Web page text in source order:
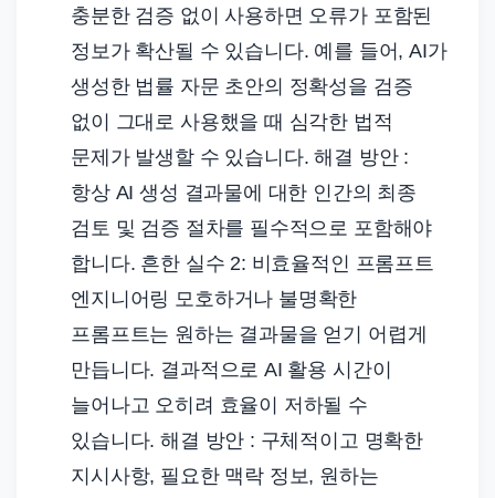
충분한 검증 없이 사용하면 오류가 포함된
정보가 확산될 수 있습니다. 예를 들어, AI가
생성한 법률 자문 초안의 정확성을 검증
없이 그대로 사용했을 때 심각한 법적
문제가 발생할 수 있습니다. 해결 방안 :
항상 AI 생성 결과물에 대한 인간의 최종
검토 및 검증 절차를 필수적으로 포함해야
합니다. 흔한 실수 2: 비효율적인 프롬프트
엔지니어링 모호하거나 불명확한
프롬프트는 원하는 결과물을 얻기 어렵게
만듭니다. 결과적으로 AI 활용 시간이
늘어나고 오히려 효율이 저하될 수
있습니다. 해결 방안 : 구체적이고 명확한
지시사항, 필요한 맥락 정보, 원하는